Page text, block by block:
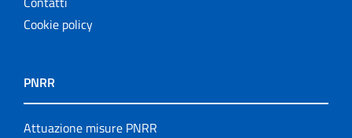
Cookie policy
PNRR
Attuazione misure PNRR